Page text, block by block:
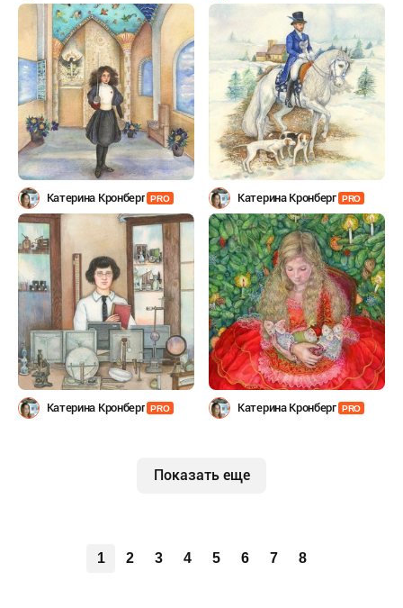
Катерина Кронберг PRO Катерина Кронберг PRO
Катерина Кронберг PRO Катерина Кронберг PRO
Показать еще
1 2 3 4 5 6 7 8